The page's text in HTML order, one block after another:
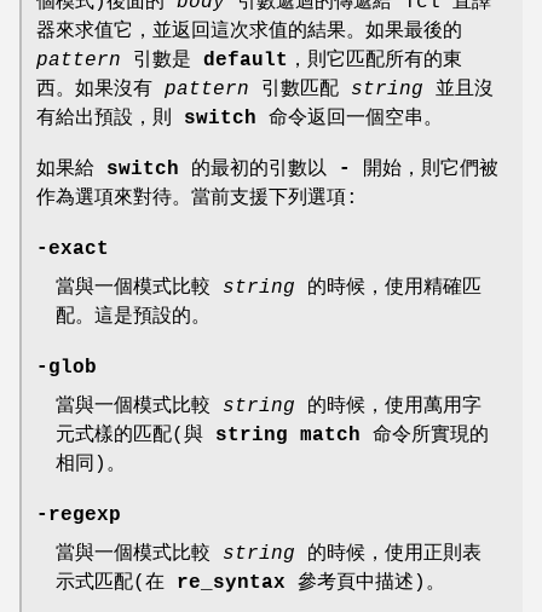
器來求值它，並返回這次求值的結果。如果最後的
pattern 引數是 default ，則它匹配所有的東
西。如果沒有 pattern 引數匹配 string 並且沒
有給出預設，則 switch 命令返回一個空串。
如果給 switch 的最初的引數以 -
開始，則它們被
作為選項來對待。當前支援下列選項:
-exact
當與一個模式比較 string 的時候，使用精確匹
配。這是預設的。
-glob
當與一個模式比較 string 的時候，使用萬用字
元式樣的匹配(與 string match 命令所實現的
相同)。
-regexp
當與一個模式比較 string 的時候，使用正則表
示式匹配(在 re_syntax 參考頁中描述)。